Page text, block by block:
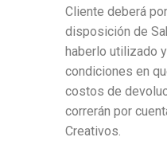
Cliente deberá
disposición de
haberlo utilizado
condiciones en
costos de
correrán por
Creativos.